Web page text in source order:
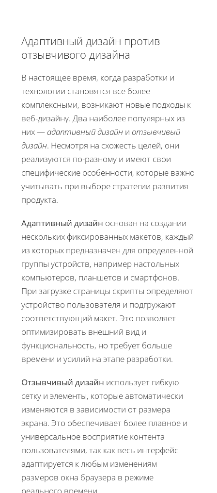
Адаптивный дизайн против
отзывчивого дизайна
В настоящее время, когда разработки и
технологии становятся все более
комплексными, возникают новые подходы к
веб-дизайну. Два наиболее популярных из
них — адаптивный дизайн и отзывчивый
дизайн. Несмотря на схожесть целей, они
реализуются по-разному и имеют свои
специфические особенности, которые важно
учитывать при выборе стратегии развития
продукта.
Адаптивный дизайн основан на создании
нескольких фиксированных макетов, каждый
из которых предназначен для определенной
группы устройств, например настольных
компьютеров, планшетов и смартфонов.
При загрузке страницы скрипты определяют
устройство пользователя и подгружают
соответствующий макет. Это позволяет
оптимизировать внешний вид и
функциональность, но требует больше
времени и усилий на этапе разработки.
Отзывчивый дизайн использует гибкую
сетку и элементы, которые автоматически
изменяются в зависимости от размера
экрана. Это обеспечивает более плавное и
универсальное восприятие контента
пользователями, так как весь интерфейс
адаптируется к любым изменениям
размеров окна браузера в режиме